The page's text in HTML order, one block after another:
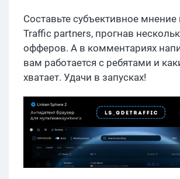
Составьте субъективное мнение
Traffic partners, прогнав
офферов. А в комментариях
вам работается с ребятами и
хватает. Удачи в запусках!